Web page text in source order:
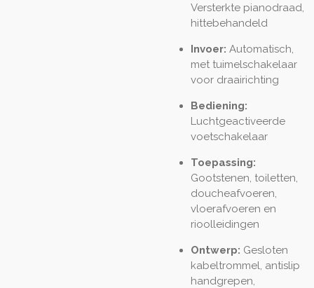
Versterkte pianodraad,
hittebehandeld
Invoer: Automatisch,
met tuimelschakelaar
voor draairichting
Bediening:
Luchtgeactiveerde
voetschakelaar
Toepassing:
Gootstenen, toiletten,
doucheafvoeren,
vloerafvoeren en
rioolleidingen
Ontwerp: Gesloten
kabeltrommel, antislip
handgrepen,